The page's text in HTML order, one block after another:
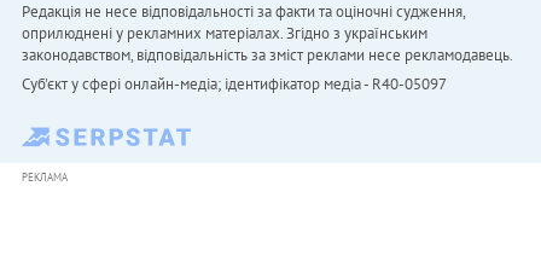
Редакція не несе відповідальності за факти та оціночні судження,
оприлюднені у рекламних матеріалах. Згідно з українським
законодавством, відповідальність за зміст реклами несе рекламодавець.
Cуб'єкт у сфері онлайн-медіа; ідентифікатор медіа - R40-05097
РЕКЛАМА